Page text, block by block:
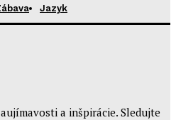
Jazyk
a inšpirácie. Sledujte